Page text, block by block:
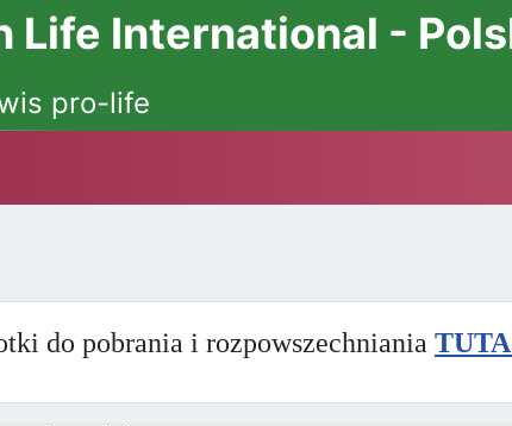
Life International -
pro-life
do pobrania i rozpowszechniania